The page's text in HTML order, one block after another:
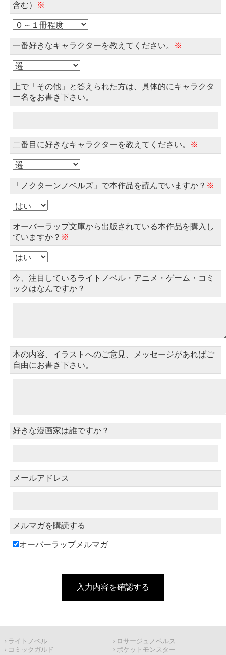
含む）
※
一番好きなキャラクターを教えてください。 ※
上で「その他」と答えられた方は、具体的にキャラクタ
ー名をお書き下さい。
二番目に好きなキャラクターを教えてください。 ※
「ノクターンノベルズ」で本作品を読んでいますか？ ※
オーバーラップ文庫から出版されている本作品を購入し
ていますか？ ※
今、注目しているライトノベル・アニメ・ゲーム・コミ
ックはなんですか？
本の内容、イラストへのご意見、メッセージがあればご
自由にお書き下さい。
好きな漫画家は誰ですか？
メールアドレス
メルマガを購読する
オーバーラップメルマガ
入力内容を確認する
ライトノベル
ロサージュノベルス
コミックガルド
ポケットモンスター